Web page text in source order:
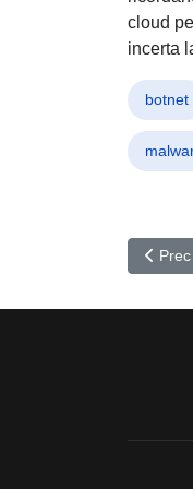
cloud
incerta
botnet
Prec